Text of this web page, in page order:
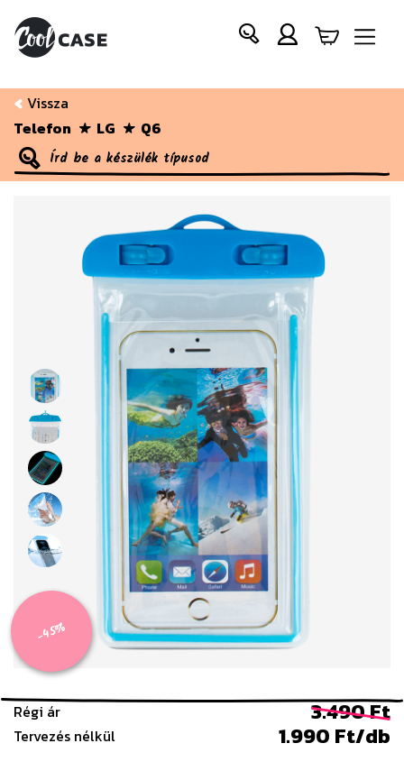
Vissza
Telefon
LG Q6
-45%
Régi ár 3.490 Ft
Tervezés nélkül 1.990 Ft/db